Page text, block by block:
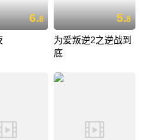
6.8 5.8
为爱叛逆2之逆战到
底